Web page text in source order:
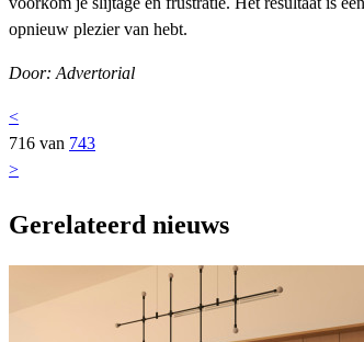
opnieuw plezier van hebt.
Door: Advertorial
<
716 van 743
>
Gerelateerd nieuws